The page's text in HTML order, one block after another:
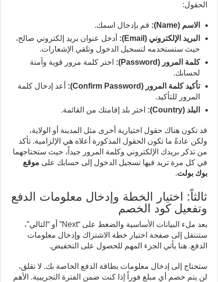
الحقول:
الاسم (Name):
قم بإدخال اسمك.
البريد الإلكتروني (Email):
أدخل عنوان بريد إلكتروني صالح،
حيث ستستخدمه لتسجيل الدخول وتلقي الإشعارات.
كلمة المرور (Password):
اختر كلمة مرور قوية وآمنة
لحسابك.
تأكيد كلمة المرور (Confirm Password):
أعد إدخال كلمة
المرور للتأكيد.
البلد (Country):
اختر بلد إقامتك من القائمة.
قد تكون هناك حقول اختيارية أخرى مثل المدينة أو الولاية،
ولكن عادةً ما تكون الحقول المذكورة أعلاه هي الإلزامية. تأكد
من تذكر بريدك الإلكتروني وكلمة المرور جيداً، حيث ستحتاجهما
في كل مرة تريد فيها تسجيل الدخول إلى حسابك على موقع
بوك بولت.
ثالثاً: اختيار الخطة وإدخال معلومات الدفع
وتفعيل كود الخصم
بعد ملء البيانات الأساسية والضغط على “Next” أو “التالي”،
ستنتقل إلى صفحة اختيار خطة الاشتراك وإدخال معلومات
الدفع. هنا يأتي الجزء المهم للحصول على التخفيض.
ستحتاج إلى إدخال معلومات بطاقة الدفع الخاصة بك. لا تقلق،
لن يتم خصم أي مبلغ فوراً إذا كنت ضمن الفترة التجريبية. الأهم